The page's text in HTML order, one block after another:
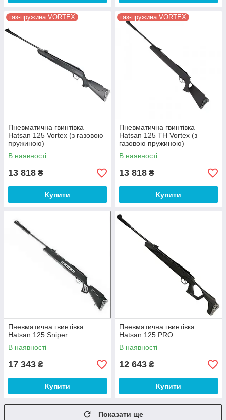
газ-пружина VORTEX
Пневматична гвинтівка
Hatsan 125 Vortex (з газовою
пружиною)
В наявності
13 818 ₴
Купити
газ-пружина VORTEX
Пневматична гвинтівка
Hatsan 125 TH Vortex (з
газовою пружиною)
В наявності
13 818 ₴
Купити
Пневматична гвинтівка
Hatsan 125 Sniper
В наявності
17 343 ₴
Купити
Пневматична гвинтівка
Hatsan 125 PRO
В наявності
12 643 ₴
Купити
Показати ще